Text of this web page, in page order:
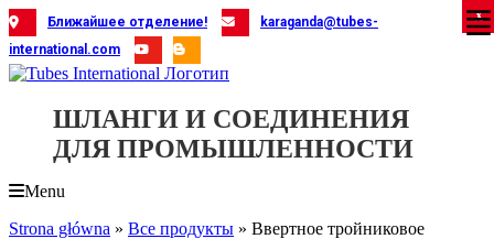
Skip
to
content
Ближайшее отделение!
karaganda@tubes-
international.com
ШЛАНГИ И СОЕДИНЕНИЯ
ДЛЯ ПРОМЫШЛЕННОСТИ
Menu
Strona główna » Все продукты » Ввертное тройниковое
X
X
X
X
X
X
X
X
X
X
X
X
X
X
X
X
X
X
X